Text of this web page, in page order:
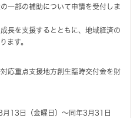
一部の補助について申請を受付しま
長を支援するとともに、地域経済の
ます。
応重点支援地方創生臨時交付金を財
13日（金曜日）～同年3月31日